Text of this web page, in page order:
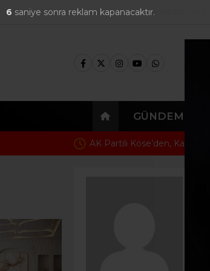
FOTOGALERİ
GÜNDEM
Başkan
4 saniye sonra reklam kapanacaktır.